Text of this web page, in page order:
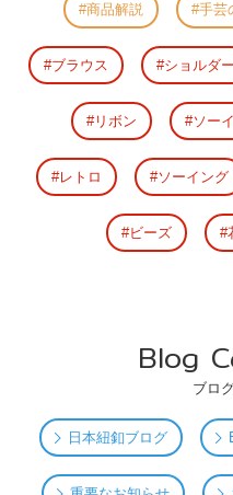
商品解説 手芸
ブラウス ショルダー
リボン ソー
レトロ ソーイング
ビーズ
Blog
ブロ
日本紐釦ブログ